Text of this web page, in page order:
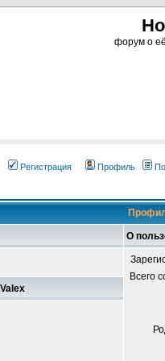
форум о
Регистрация Профиль
О
Всего